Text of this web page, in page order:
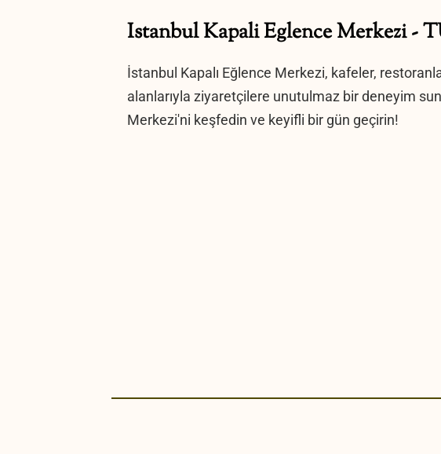
Istanbul Kapali Eglence Merkezi -
İstanbul Kapalı Eğlence Merkezi, kafeler,
alanlarıyla ziyaretçilere unutulmaz bir deneyim
Merkezi'ni keşfedin ve keyifli bir gün geçirin!